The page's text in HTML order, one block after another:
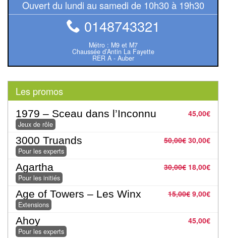
multijeux
Cartes
traditionnelles
Jeu
de
Dés
Maquettes
Dames
Chinoises
Solitaires
Ouvert du lundi au samedi de 10h30 à 19h30
0148743321
Métro : M9 et M7
Chaussée d’Antin La Fayette
RER A - Auber
Les promos
45,00€
1979 – Sceau dans l’Inconnu
Jeux de rôle
50,00€ 30,00€
3000 Truands
Pour les experts
30,00€ 18,00€
Agartha
Pour les initiés
15,00€ 9,00€
Age of Towers – Les Winx
Extensions
45,00€
Ahoy
Pour les experts